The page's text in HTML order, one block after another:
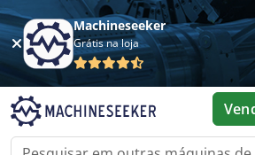
Machineseeker
Grátis na loja